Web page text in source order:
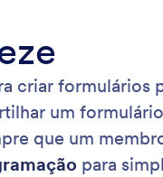
criar formulários
um
que um
para